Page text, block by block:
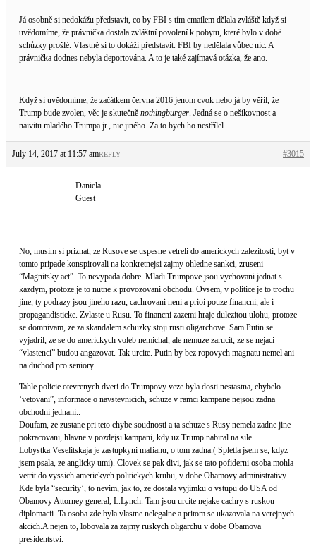
Já osobně si nedokážu představit, co by FBI s tím emailem dělala zvláště když si
uvědomíme, že právnička dostala zvláštní povolení k pobytu, které bylo v době
schůzky prošlé. Vlastně si to dokáži představit. FBI by nedělala vůbec nic. A
právnička dodnes nebyla deportována. A to je také zajímavá otázka, že ano.
Když si uvědomíme, že začátkem června 2016 jenom cvok nebo já by věřil, že
Trump bude zvolen, věc je skutečně nothingburger . Jedná se o nešikovnost a
naivitu mladého Trumpa jr., nic jiného. Za to bych ho nestřílel.
July 14, 2017 at 11:57 am #3015
REPLY
Daniela
Guest
No, musim si priznat, ze Rusove se uspesne vetreli do americkych zalezitosti, byt v
tomto pripade konspirovali na konkretnejsi zajmy ohledne sankci, zruseni
“Magnitsky act”. To nevypada dobre. Mladi Trumpove jsou vychovani jednat s
kazdym, protoze je to nutne k provozovani obchodu. Ovsem, v politice je to trochu
jine, ty podrazy jsou jineho razu, cachrovani neni a prioi pouze financni, ale i
propagandisticke. Zvlaste u Rusu. To financni zazemi hraje dulezitou ulohu, protoze
se domnivam, ze za skandalem schuzky stoji rusti oligarchove. Sam Putin se
vyjadril, ze se do americkych voleb nemichal, ale nemuze zarucit, ze se nejaci
“vlastenci” budou angazovat. Tak urcite. Putin by bez ropovych magnatu nemel ani
na duchod pro seniory.
Tahle policie otevrenych dveri do Trumpovy veze byla dosti nestastna, chybelo
‘vetovani”, informace o navstevnicich, schuze v ramci kampane nejsou zadna
obchodni jednani..
Doufam, ze zustane pri teto chybe soudnosti a ta schuze s Rusy nemela zadne jine
pokracovani, hlavne v pozdejsi kampani, kdy uz Trump nabiral na sile.
Lobystka Veselitskaja je zastupkyni mafianu, o tom zadna.( Spletla jsem se, kdyz
jsem psala, ze anglicky umi). Clovek se pak divi, jak se tato pofiderni osoba mohla
vetrit do vyssich americkych politickych kruhu, v dobe Obamovy administrativy.
Kde byla “security’, to nevim, jak to, ze dostala vyjimku o vstupu do USA od
Obamovy Attorney general, L.Lynch. Tam jsou urcite nejake cachry s ruskou
diplomacii. Ta osoba zde byla vlastne nelegalne a pritom se ukazovala na verejnych
akcich.A nejen to, lobovala za zajmy ruskych oligarchu v dobe Obamova
presidentstvi.